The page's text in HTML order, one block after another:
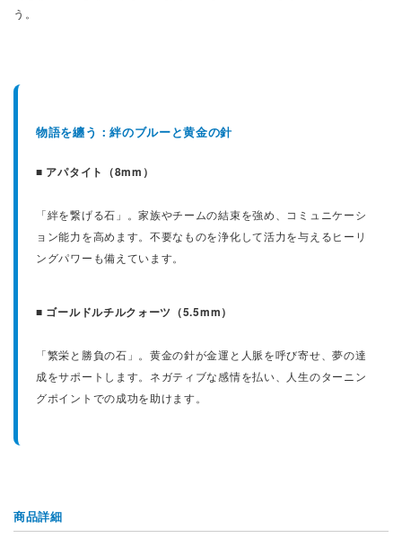
う。
物語を纏う：絆のブルーと黄金の針
■ アパタイト（8mm）
「絆を繋げる石」。家族やチームの結束を強め、コミュニケーシ
ョン能力を高めます。不要なものを浄化して活力を与えるヒーリ
ングパワーも備えています。
■ ゴールドルチルクォーツ（5.5mm）
「繁栄と勝負の石」。黄金の針が金運と人脈を呼び寄せ、夢の達
成をサポートします。ネガティブな感情を払い、人生のターニン
グポイントでの成功を助けます。
商品詳細